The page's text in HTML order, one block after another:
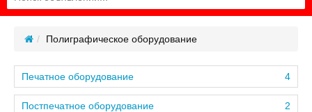
Полиграфическое оборудование
4
Печатное оборудование
2
Постпечатное оборудование